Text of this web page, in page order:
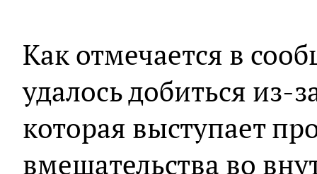
Как отмечается в
удалось добиться из-
которая выступает
вмешательства во